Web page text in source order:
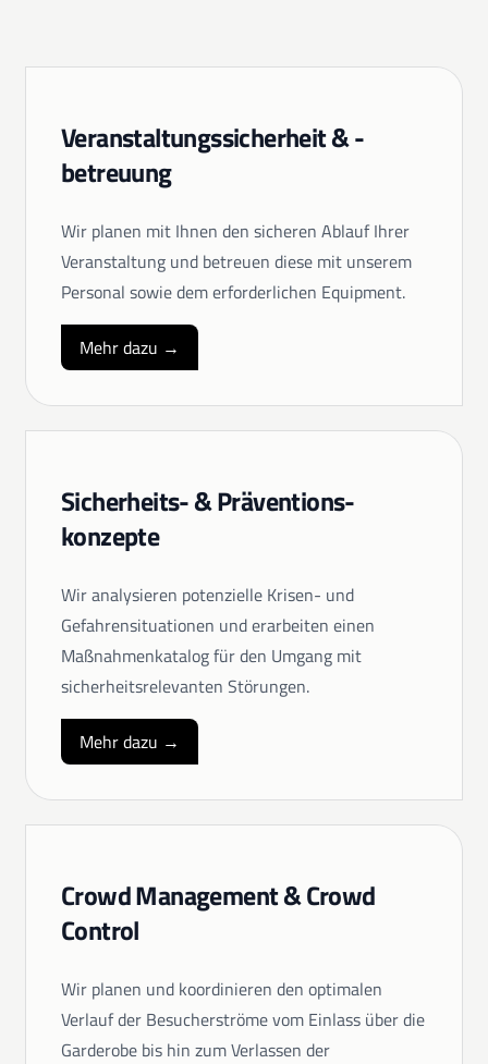
Veranstaltungs­sicherheit & -
betreuung
Wir planen mit Ihnen den sicheren Ablauf Ihrer
Veranstaltung und betreuen diese mit unserem
Personal sowie dem erforderlichen Equipment.
Mehr dazu →
Sicherheits- & Präventions­
konzepte
Wir analysieren potenzielle Krisen- und
Gefahrensituationen und erarbeiten einen
Maßnahmenkatalog für den Umgang mit
sicherheitsrelevanten Störungen.
Mehr dazu →
Crowd Management & Crowd
Control
Wir planen und koordinieren den optimalen
Verlauf der Besucherströme vom Einlass über die
Garderobe bis hin zum Verlassen der